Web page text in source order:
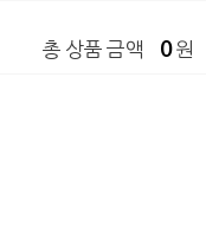
총 상품 금액 0원